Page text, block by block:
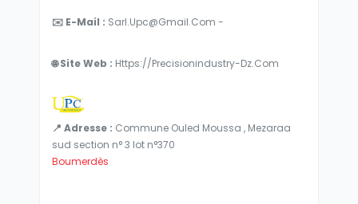
✉️ E-Mail : Sarl.upc@gmail.com -
🌐 Site Web : Https://precisionindustry-Dz.com
📍 Adresse : Commune Ouled Moussa , Mezaraa
sud section n° 3 lot n°370
Boumerdès